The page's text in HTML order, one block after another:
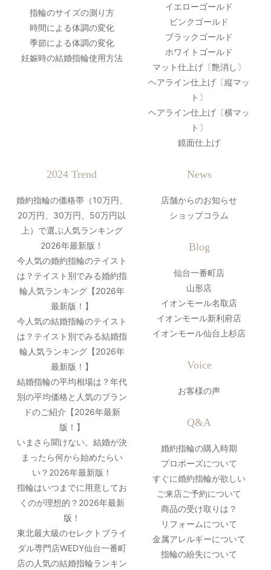
指輪のサイズの測り方
時間による体調の変化
季節による体調の変化
妊娠時の結婚指輪使用方法
イエローゴールド
ピンクゴールド
ブラックゴールド
ホワイトゴールド
マット仕上げ〔艶消し〕
ヘアライン仕上げ〔縦マッ
ト〕
ヘアライン仕上げ〔横マッ
ト〕
鏡面仕上げ
2024 Trend
婚約指輪の価格帯（10万円、
20万円、30万円、50万円以
上）で選ぶ人気ランキング
2026年最新版！
今人気の婚約指輪のテイスト
は？テイスト別でみる婚約指
輪人気ランキング【2026年
最新版！】
今人気の結婚指輪のテイスト
は？テイスト別でみる結婚指
輪人気ランキング【2026年
最新版！】
結婚指輪の平均相場は？年代
別の平均価格と人気のブラン
ドのご紹介【2026年最新
版！】
いまさら聞けない。結婚が決
まったら何から始めたらい
い？2026年最新版！
指輪はいつまでに用意してお
くのが理想的？2026年最新
版！
東北最大級のセレクトブライ
ダル専門店WEDY仙台一番町
店の人気の結婚指輪ランキン
News
店舗からのお知らせ
ショップコラム
Blog
仙台一番町店
山形店
イオンモール名取店
イオンモール新利府店
イオンモール仙台上杉店
Voice
お客様の声
Q&A
婚約指輪の購入時期
プロポーズについて
すぐに婚約指輪が欲しい
ご来店ご予約について
商品の受け取りは？
リフォームについて
金属アレルギーについて
指輪の紛失について